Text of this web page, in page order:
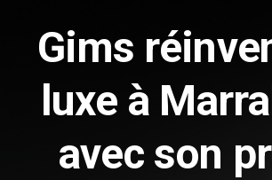
Gims
luxe à
avec son